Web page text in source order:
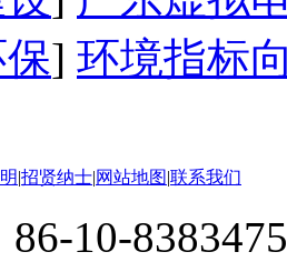
] 环境指标
|招贤纳士|网站地图|联系我们
10-